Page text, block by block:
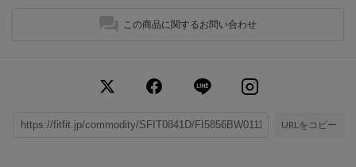
この商品に関するお問い合わせ
URLをコピー